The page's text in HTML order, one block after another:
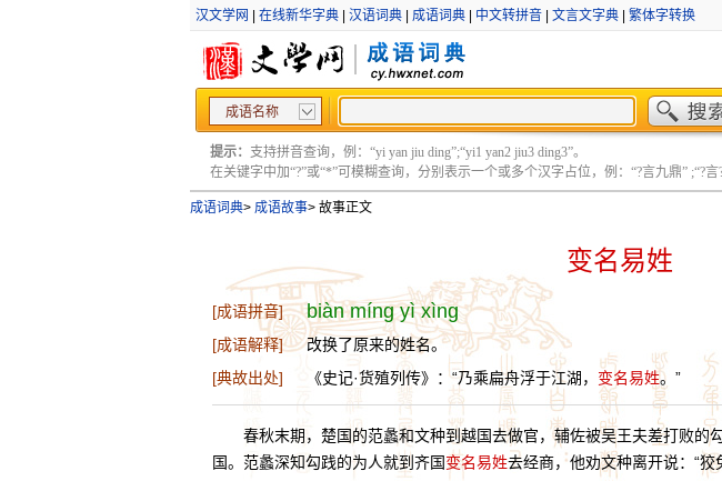
汉文学网 在线新华字典| 汉语词典| 成语词典| 中文转拼音| 文言文字典| 繁体字转换
成语名称
提示： 支持拼音查询，例：“yi yan jiu ding”;“yi1 yan2 jiu3 ding3”。
在关键字中加“?”或“*”可模糊查询，分别表示一个或多个汉字占位，例：“?言九鼎” ;“?言?
成语词典> 成语故事>故事正文
变名易姓
[成语拼音] biàn míng yì xìng
[成语解释]
改换了原来的姓名。
[典故出处]
《史记·货殖列传》：“乃乘扁舟浮于江湖， 变名易姓。”
春秋末期，楚国的范蠡和文种到越国去做官，辅佐被吴王夫差打败的
国。范蠡深知勾践的为人就到齐国变名易姓去经商，他劝文种离开说：“狡